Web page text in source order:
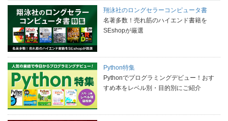
翔泳社のロングセラーコンピュータ書
名著多数！売れ筋のハイエンド書籍を
SEshopが厳選
Python特集
Pythonでプログラミングデビュー！おす
すめ本をレベル別・目的別にご紹介